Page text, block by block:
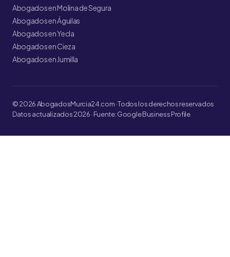
Abogados en Molina de Segura
Abogados en Águilas
Abogados en Yecla
Abogados en Cieza
Abogados en Jumilla
© 2026 AbogadosMurcia24.com · Todos los derechos reservados
Datos actualizados 2026 · Fuente: Google Business Profile